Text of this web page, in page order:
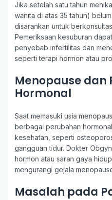
Jika setelah satu tahun
wanita di atas 35 tahun)
disarankan untuk
Pemeriksaan kesuburan
penyebab infertilitas dan
seperti terapi hormon atau
Menopause dan
Hormonal
Saat memasuki usia
berbagai perubahan
kesehatan, seperti
gangguan tidur. Dokter
hormon atau saran gaya
mengurangi gejala
Masalah pada